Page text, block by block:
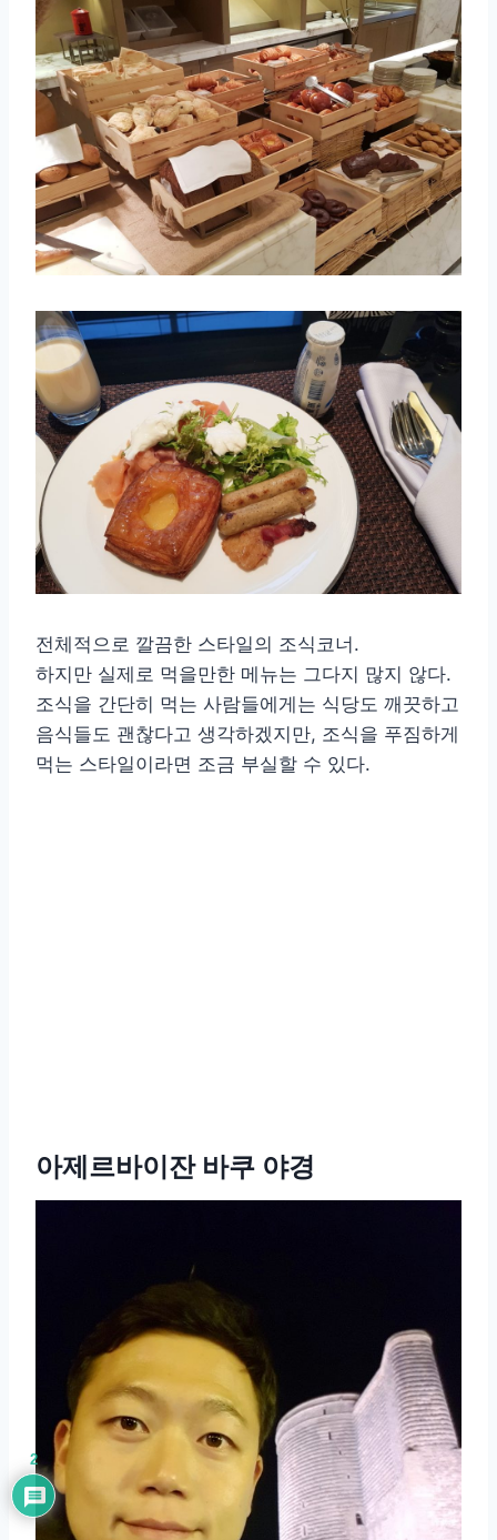
전체적으로 깔끔한 스타일의 조식코너.
하지만 실제로 먹을만한 메뉴는 그다지 많지 않다.
조식을 간단히 먹는 사람들에게는 식당도 깨끗하고
음식들도 괜찮다고 생각하겠지만, 조식을 푸짐하게
먹는 스타일이라면 조금 부실할 수 있다.
아제르바이잔 바쿠 야경
2